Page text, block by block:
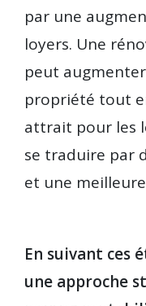
par une
loyers. Une
peut
propriété tout
attrait pour les
se traduire par
et une
En suivant ces
une approche